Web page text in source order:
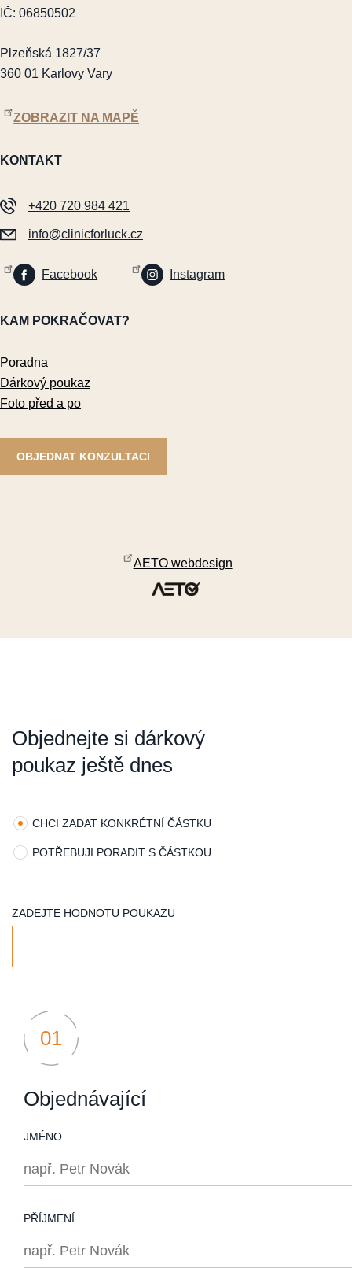
IČ: 06850502
Plzeňská 1827/37
360 01 Karlovy Vary
ZOBRAZIT NA MAPĚ
KONTAKT
+420 720 984 421
info@clinicforluck.cz
Facebook Instagram
KAM POKRAČOVAT?
Poradna
Dárkový poukaz
Foto před a po
OBJEDNAT KONZULTACI
AETO webdesign
Objednejte si dárkový
poukaz ještě dnes
CHCI ZADAT KONKRÉTNÍ ČÁSTKU
POTŘEBUJI PORADIT S ČÁSTKOU
ZADEJTE HODNOTU POUKAZU
Objednávající
JMÉNO
PŘÍJMENÍ